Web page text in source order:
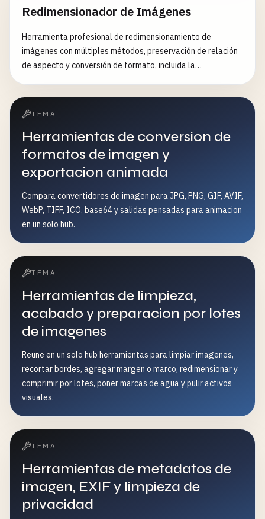
Redimensionador de Imágenes
Herramienta profesional de redimensionamiento de
imágenes con múltiples métodos, preservación de relación
de aspecto y conversión de formato, incluida la
TEMA
Herramientas de conversion de
formatos de imagen y
exportacion animada
Compara convertidores de imagen para JPG, PNG, GIF, AVIF,
WebP, TIFF, ICO, base64 y salidas pensadas para animacion
en un solo hub.
TEMA
Herramientas de limpieza,
acabado y preparacion por lotes
de imagenes
Reune en un solo hub herramientas para limpiar imagenes,
recortar bordes, agregar margen o marco, redimensionar y
comprimir por lotes, poner marcas de agua y pulir activos
visuales.
TEMA
Herramientas de metadatos de
imagen, EXIF y limpieza de
privacidad